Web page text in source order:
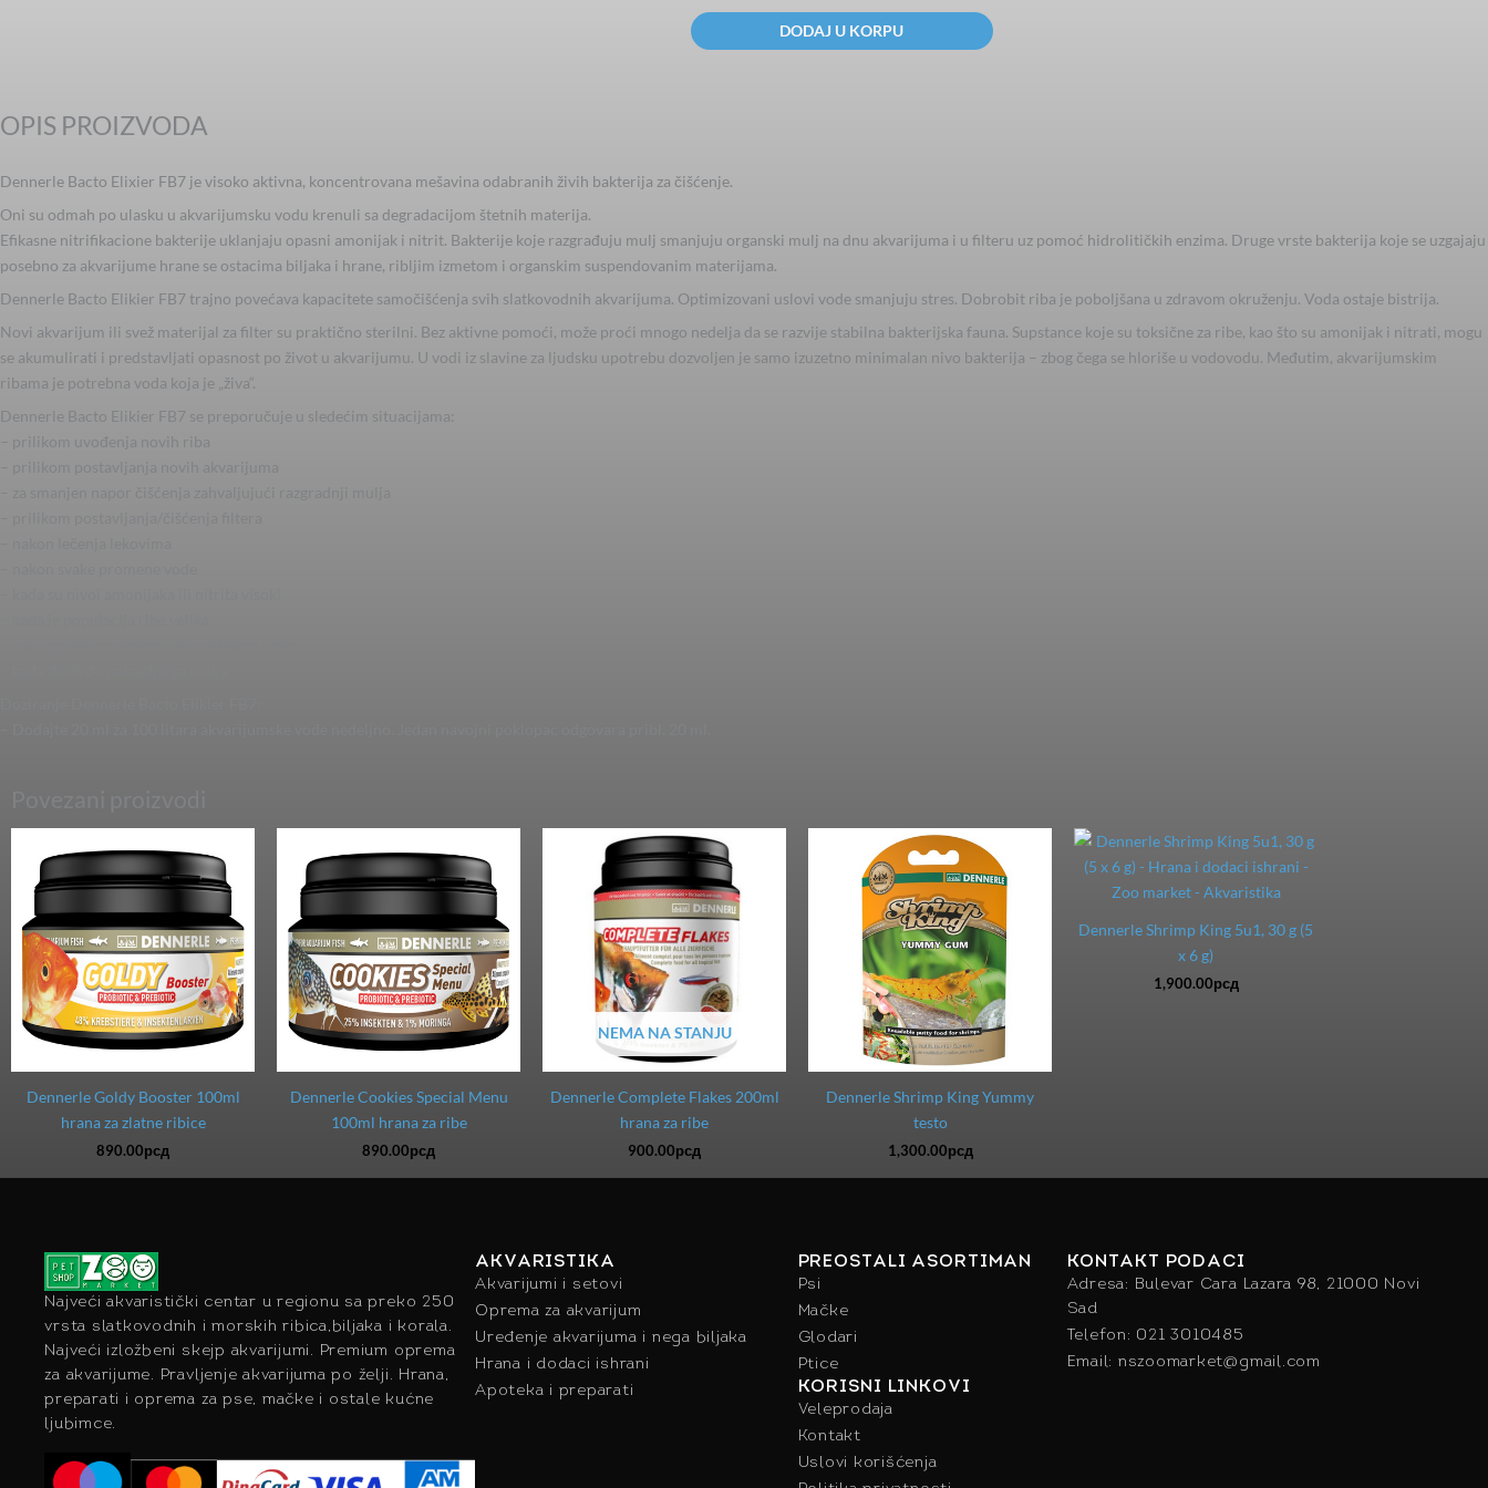
Bacto
Elixier
DODAJ U KORPU
OPIS PROIZVODA
Dennerle Bacto Elixier FB7 je visoko aktivna, koncentrovana mešavina odabranih živih bakterija za čišćenje.
Oni su odmah po ulasku u akvarijumsku vodu krenuli sa degradacijom štetnih materija.
Efikasne nitrifikacione bakterije uklanjaju opasni amonijak i nitrit. Bakterije koje razgrađuju mulj smanjuju organski mulj na dnu akvarijuma i u filteru uz pomoć hidrolitičkih enzima. Druge vrste bakterija koje se uzgajaju
posebno za akvarijume hrane se ostacima biljaka i hrane, ribljim izmetom i organskim suspendovanim materijama.
Dennerle Bacto Elikier FB7 trajno povećava kapacitete samočišćenja svih slatkovodnih akvarijuma. Optimizovani uslovi vode smanjuju stres. Dobrobit riba je poboljšana u zdravom okruženju. Voda ostaje bistrija.
Novi akvarijum ili svež materijal za filter su praktično sterilni. Bez aktivne pomoći, može proći mnogo nedelja da se razvije stabilna bakterijska fauna. Supstance koje su toksične za ribe, kao što su amonijak i nitrati, mogu
se akumulirati i predstavljati opasnost po život u akvarijumu. U vodi iz slavine za ljudsku upotrebu dozvoljen je samo izuzetno minimalan nivo bakterija – zbog čega se hloriše u vodovodu. Međutim, akvarijumskim
ribama je potrebna voda koja je „živa“.
Dennerle Bacto Elikier FB7 se preporučuje u sledećim situacijama:
– prilikom uvođenja novih riba
Dennerle Goldy Booster 100ml
hrana za zlatne ribice
890.00рсд
Dennerle Cookies Special Menu
100ml hrana za ribe
890.00рсд
NEMA NA STANJU
Dennerle Complete Flakes 200ml
hrana za ribe
900.00рсд
Dennerle Shrimp King Yummy
testo
1,300.00рсд
Dennerle Shrimp King 5u1, 30 g (5
x 6 g)
1,900.00рсд
Najveći akvaristički centar u regionu sa preko 250
vrsta slatkovodnih i morskih ribica,biljaka i korala.
Najveći izložbeni skejp akvarijumi. Premium oprema
za akvarijume. Pravljenje akvarijuma po želji. Hrana,
preparati i oprema za pse, mačke i ostale kućne
ljubimce.
AKVARISTIKA
Akvarijumi i setovi
Oprema za akvarijum
Uređenje akvarijuma i nega biljaka
Hrana i dodaci ishrani
Apoteka i preparati
PREOSTALI ASORTIMAN
Psi
Mačke
Glodari
Ptice
KORISNI LINKOVI
Veleprodaja
Kontakt
Uslovi korišćenja
KONTAKT PODACI
Adresa: Bulevar Cara Lazara 98, 21000 Novi
Sad
Telefon: 021 3010485
Email: nszoomarket@gmail.com